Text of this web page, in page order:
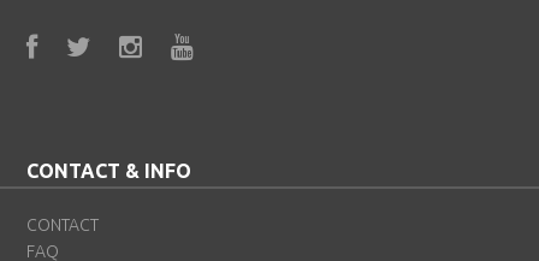
CONTACT & INFO
CONTACT
FAQ